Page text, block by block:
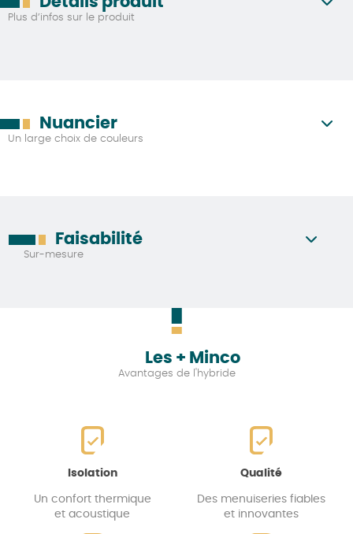
Plus d’infos sur le produit
Nuancier
Un large choix de couleurs
Faisabilité
Sur-mesure
Les + Minco
Avantages de l'hybride
Isolation
Un confort thermique
et acoustique
Qualité
Des menuiseries fiables
et innovantes